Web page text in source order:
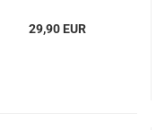
29,90 EUR